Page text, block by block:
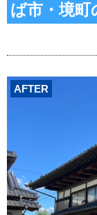
ば市・境町
AFTER